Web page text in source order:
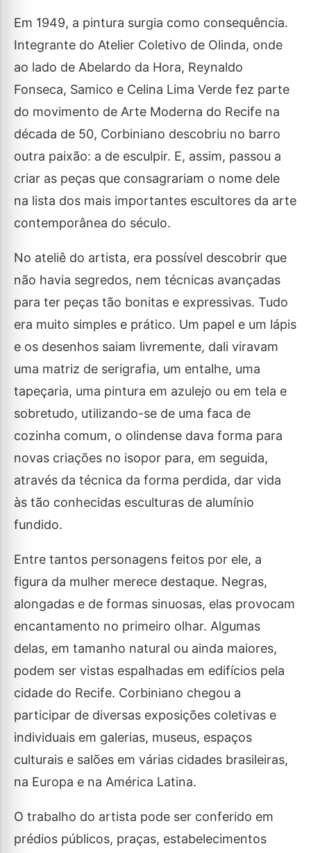
Em 1949, a pintura surgia como consequência.
Integrante do Atelier Coletivo de Olinda, onde
ao lado de Abelardo da Hora, Reynaldo
Fonseca, Samico e Celina Lima Verde fez parte
do movimento de Arte Moderna do Recife na
década de 50, Corbiniano descobriu no barro
outra paixão: a de esculpir. E, assim, passou a
criar as peças que consagrariam o nome dele
na lista dos mais importantes escultores da arte
contemporânea do século.
No ateliê do artista, era possível descobrir que
não havia segredos, nem técnicas avançadas
para ter peças tão bonitas e expressivas. Tudo
era muito simples e prático. Um papel e um lápis
e os desenhos saiam livremente, dali viravam
uma matriz de serigrafia, um entalhe, uma
tapeçaria, uma pintura em azulejo ou em tela e
sobretudo, utilizando-se de uma faca de
cozinha comum, o olindense dava forma para
novas criações no isopor para, em seguida,
através da técnica da forma perdida, dar vida
às tão conhecidas esculturas de alumínio
fundido.
Entre tantos personagens feitos por ele, a
figura da mulher merece destaque. Negras,
alongadas e de formas sinuosas, elas provocam
encantamento no primeiro olhar. Algumas
delas, em tamanho natural ou ainda maiores,
podem ser vistas espalhadas em edifícios pela
cidade do Recife. Corbiniano chegou a
participar de diversas exposições coletivas e
individuais em galerias, museus, espaços
culturais e salões em várias cidades brasileiras,
na Europa e na América Latina.
O trabalho do artista pode ser conferido em
prédios públicos, praças, estabelecimentos